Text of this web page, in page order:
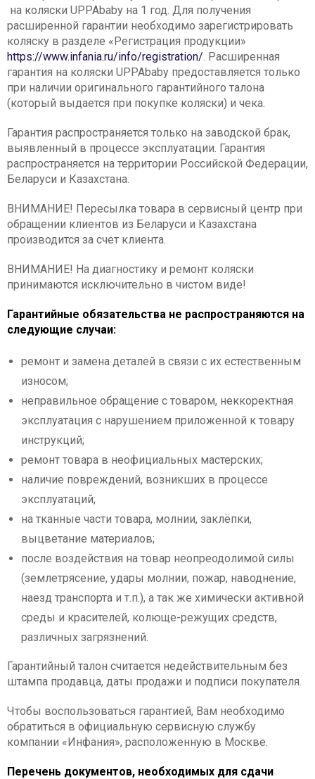
на коляски UPPAbaby на 1 год. Для получения
расширенной гарантии необходимо зарегистрировать
коляску в разделе «Регистрация продукции»
https://www.infania.ru/info/registration/. Расширенная
гарантия на коляски UPPAbaby предоставляется только
при наличии оригинального гарантийного талона
(который выдается при покупке коляски) и чека.
Гарантия распространяется только на заводской брак,
выявленный в процессе эксплуатации. Гарантия
распространяется на территории Российской Федерации,
Беларуси и Казахстана.
ВНИМАНИЕ! Пересылка товара в сервисный центр при
обращении клиентов из Беларуси и Казахстана
производится за счет клиента.
ВНИМАНИЕ! На диагностику и ремонт коляски
принимаются исключительно в чистом виде!
Гарантийные обязательства не распространяются на
следующие случаи:
ремонт и замена деталей в связи с их естественным
износом;
неправильное обращение с товаром, неккоректная
эксплуатация с нарушением приложенной к товару
инструкций;
ремонт товара в неофициальных мастерских;
наличие повреждений, возникших в процессе
эксплуатаций;
на тканные части товара, молнии, заклёпки,
выцветание материалов;
после воздействия на товар неопреодолимой силы
(землетрясение, удары молнии, пожар, наводнение,
наезд транспорта и т.п.), а так же химически активной
среды и красителей, колюще-режущих средств,
различных загрязнений.
Гарантийный талон считается недействительным без
штампа продавца, даты продажи и подписи покупателя.
Чтобы воспользоваться гарантией, Вам необходимо
обратиться в официальную сервисную службу
компании «Инфания», расположенную в Москве.
Перечень документов, необходимых для сдачи